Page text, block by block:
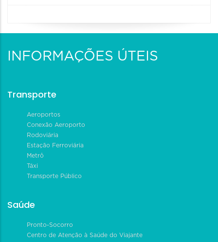
INFORMAÇÕES ÚTEIS
Transporte
Aeroportos
Conexão Aeroporto
Rodoviária
Estação Ferroviária
Metrô
Táxi
Transporte Público
Saúde
Pronto-Socorro
Centro de Atenção à Saúde do Viajante